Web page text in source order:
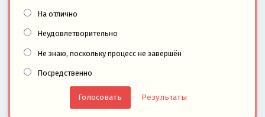
На отлично
Неудовлетворительно
Не знаю, поскольку процесс не завершён
Посредственно
Результаты